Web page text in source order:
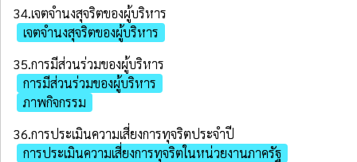
34.เจตจํานงสุจริตของผู้บริหาร
เจตจำนงสุจริตของผู้บริหาร
35.การมีส่วนร่วมของผู้บริหาร
การมีส่วนร่วมของผู้บริหาร
ภาพกิจกรรม
36.การประเมินความเสี่ยงการทุจริตประจําปี
การประเมินความเสี่ยงการทุจริตในหน่วยงานภาครัฐ